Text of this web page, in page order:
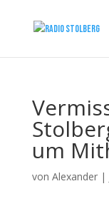
um
von Alexander|